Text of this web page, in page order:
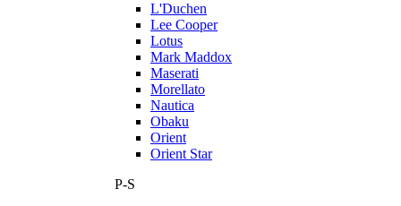
L'Duchen
Lee Cooper
Lotus
Mark Maddox
Maserati
Morellato
Nautica
Obaku
Orient
Orient Star
P-S